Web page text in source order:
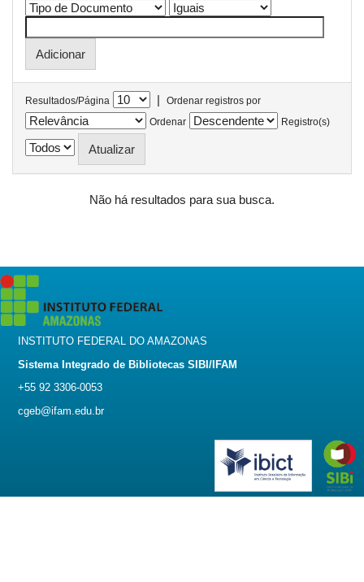
Resultados/Página |
Ordenar registros por
Ordenar
Registro(s)
Não há resultados para sua busca.
INSTITUTO FEDERAL DO AMAZONAS
Sistema Integrado de Bibliotecas SIBI/IFAM
+55 92 3306-0053
cgeb@ifam.edu.br